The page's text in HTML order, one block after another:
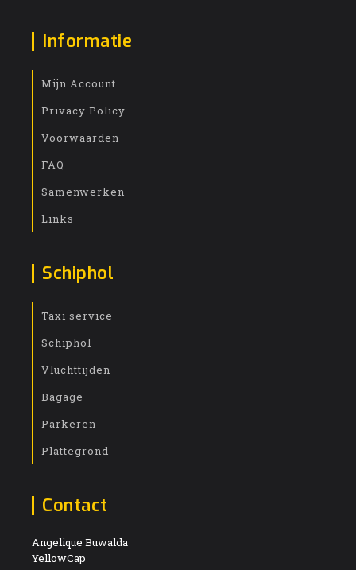
Informatie
Mijn Account
Privacy Policy
Voorwaarden
FAQ
Samenwerken
Links
Schiphol
Taxi service
Schiphol
Vluchttijden
Bagage
Parkeren
Plattegrond
Contact
Angelique Buwalda
YellowCap